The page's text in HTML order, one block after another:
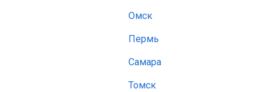
Омск
Пермь
Самара
Томск